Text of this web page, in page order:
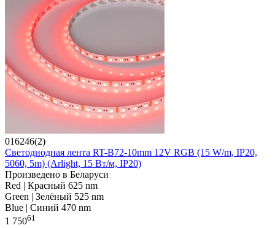
016246(2)
Светодиодная лента RT-B72-10mm 12V RGB (15 W/m, IP20,
5060, 5m) (Arlight, 15 Вт/м, IP20)
Произведено в Беларуси
Red | Красный 625 nm
Green | Зелёный 525 nm
Blue | Синий 470 nm
1 75061